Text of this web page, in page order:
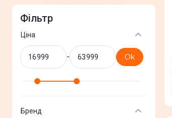
Фільтр
Ціна
- Ok
Бренд